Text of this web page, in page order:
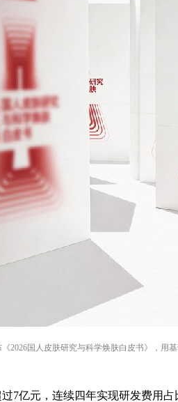
2026国人皮肤研究与科学焕肤白皮书》，用
7亿元，连续四年实现研发费用